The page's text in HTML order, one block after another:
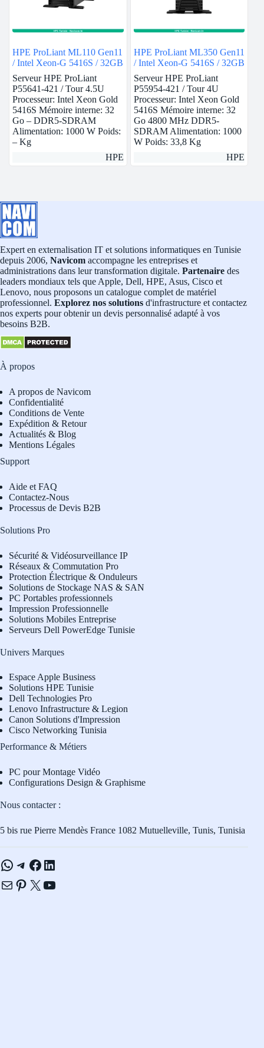
HPE ProLiant ML110 Gen11
/ Intel Xeon-G 5416S / 32GB
Serveur HPE ProLiant
P55641-421 / Tour 4.5U
Processeur: Intel Xeon Gold
5416S Mémoire interne: 32
Go – DDR5-SDRAM
Alimentation: 1000 W Poids:
– Kg
HPE
HPE ProLiant ML350 Gen11
/ Intel Xeon-G 5416S / 32GB
Serveur HPE ProLiant
P55954-421 / Tour 4U
Processeur: Intel Xeon Gold
5416S Mémoire interne: 32
Go 4800 MHz DDR5-
SDRAM Alimentation: 1000
W Poids: 33,8 Kg
HPE
Expert en externalisation IT et solutions informatiques en Tunisie
depuis 2006, Navicom accompagne les entreprises et
administrations dans leur transformation digitale. Partenaire des
leaders mondiaux tels que Apple, Dell, HPE, Asus, Cisco et
Lenovo, nous proposons un catalogue complet de matériel
professionnel. Explorez nos solutions d'infrastructure et contactez
nos experts pour obtenir un devis personnalisé adapté à vos
besoins B2B.
À propos
A propos de Navicom
Confidentialité
Conditions de Vente
Expédition & Retour
Actualités & Blog
Mentions Légales
Support
Aide et FAQ
Contactez-Nous
Processus de Devis B2B
Solutions Pro
Sécurité & Vidéosurveillance IP
Réseaux & Commutation Pro
Protection Électrique & Onduleurs
Solutions de Stockage NAS & SAN
PC Portables professionnels
Impression Professionnelle
Solutions Mobiles Entreprise
Serveurs Dell PowerEdge Tunisie
Univers Marques
Espace Apple Business
Solutions HPE Tunisie
Dell Technologies Pro
Lenovo Infrastructure & Legion
Canon Solutions d'Impression
Cisco Networking Tunisia
Performance & Métiers
PC pour Montage Vidéo
Configurations Design & Graphisme
Nous contacter :
5 bis rue Pierre Mendès France 1082 Mutuelleville, Tunis, Tunisia
WhatsApp
Telegram
Facebook
LinkedIn
E-mailPinterest
X YouTube